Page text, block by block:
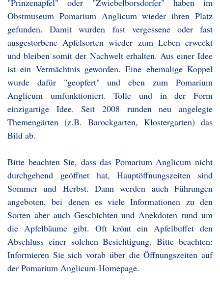
"Prinzenapfel" oder "Zwiebelborsdorfer" haben im
Obstmuseum Pomarium Anglicum wieder ihren Platz
gefunden. Damit wurden fast vergessene oder fast
ausgestorbene Apfelsorten wieder zum Leben erweckt
und bleiben somit der Nachwelt erhalten. Aus einer Idee
ist ein Vermächtnis geworden. Eine ehemalige Koppel
wurde dafür "geopfert" und eben zum Pomarium
Anglicum umfunktioniert. Tolle und in der Form
einzigartige Idee. Seit 2008 runden neu angelegte
Themengärten (z.B. Barockgarten, Klostergarten) das
Bild ab.
Bitte beachten Sie, dass das Pomarium Anglicum nicht
durchgehend geöffnet hat, Hauptöffnungszeiten sind
Sommer und Herbst. Dann werden auch Führungen
angeboten, bei denen es viele Informationen zu den
Sorten aber auch Geschichten und Anekdoten rund um
die Apfelbäume gibt. Oft krönt ein Apfelbuffet den
Abschluss einer solchen Besichtigung. Bitte beachten:
Informieren Sie sich vorab über die Öffnungszeiten auf
der Pomarium Anglicum-Homepage.